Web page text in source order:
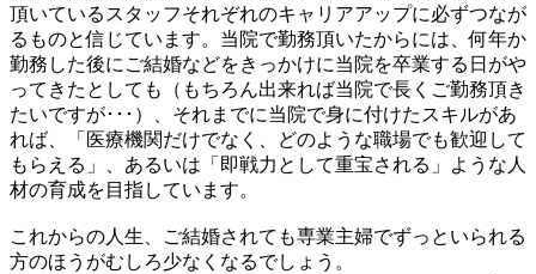
頂いているスタッフそれぞれのキャリアアップに必ずつなが
るものと信じています。当院で勤務頂いたからには、何年か
勤務した後にご結婚などをきっかけに当院を卒業する日がや
ってきたとしても（もちろん出来れば当院で長くご勤務頂き
たいですが･･･）、それまでに当院で身に付けたスキルがあ
れば、「医療機関だけでなく、どのような職場でも歓迎して
もらえる」、あるいは「即戦力として重宝される」ような人
材の育成を目指しています。
これからの人生、ご結婚されても専業主婦でずっといられる
方のほうがむしろ少なくなるでしょう。